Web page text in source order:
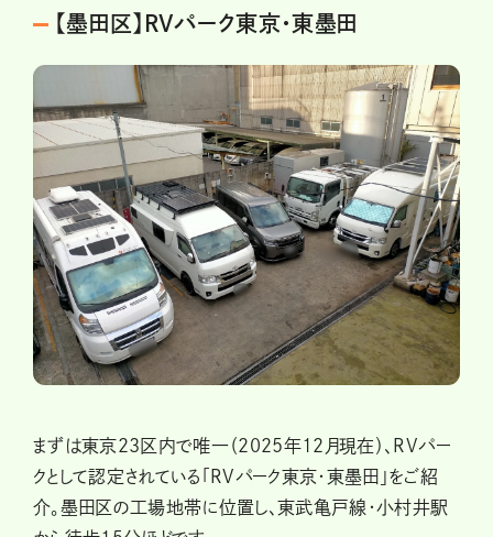
【墨田区】RVパーク東京・東墨田
まずは東京23区内で唯一（2025年12月現在）、RVパー
クとして認定されている「RVパーク東京・東墨田」をご紹
介。墨田区の工場地帯に位置し、東武亀戸線・小村井駅